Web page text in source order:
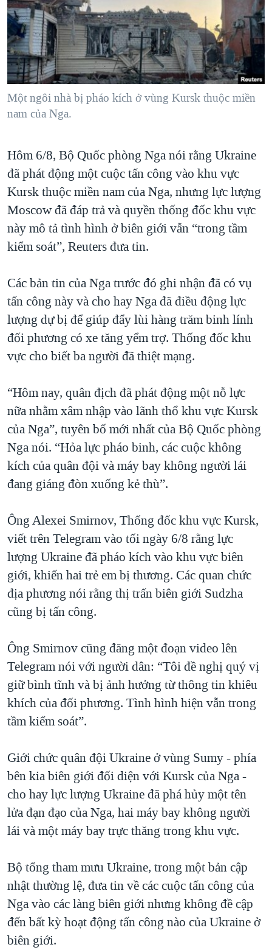
"Tìm"NGƯỜI VIỆT HẢI NGOẠI
ĐỜI SỐNG
KINH TẾ
KHOA HỌC
SỨC KHOẺ
VĂN HOÁ
TẠI
HÀNH TRÌNH BẦU CỬ 2024
MỘT NĂM CHIẾN TRANH TẠI DẢI GAZA
GIẢI MÃ VÀNH ĐAI & CON ĐƯỜNG
TRỊNH VĨNH BÌNH - NGƯỜI HẠ 'BÊN THẮNG CUỘC'
CHI PHÍ CHIẾN TRANH AFGHANISTAN
CÁC GIÁ TRỊ CỘNG HÒA Ở VIỆT NAM
THƯỢNG ĐỈNH TRUMP-KIM TẠI VIỆT NAM
TRỊNH VĨNH BÌNH VS. CHÍNH PHỦ VIỆT NAM
NGƯ DÂN VIỆT VÀ LÀN SÓNG TRỘM HẢI SÂM
QUAN HỆ VIỆT MỸ
VIDEO
NGHE
MẠNG XÃ HỘI
Ngôn ngữ khác
Một ngôi nhà bị pháo kích ở vùng Kursk thuộc miền
nam của Nga.
Hôm 6/8, Bộ Quốc phòng Nga nói rằng Ukraine
đã phát động một cuộc tấn công vào khu vực
Kursk thuộc miền nam của Nga, nhưng lực lượng
Moscow đã đáp trả và quyền thống đốc khu vực
này mô tả tình hình ở biên giới vẫn “trong tầm
kiểm soát”, Reuters đưa tin.
Các bản tin của Nga trước đó ghi nhận đã có vụ
tấn công này và cho hay Nga đã điều động lực
lượng dự bị để giúp đẩy lùi hàng trăm binh lính
đối phương có xe tăng yểm trợ. Thống đốc khu
vực cho biết ba người đã thiệt mạng.
“Hôm nay, quân địch đã phát động một nỗ lực
nữa nhằm xâm nhập vào lãnh thổ khu vực Kursk
của Nga”, tuyên bố mới nhất của Bộ Quốc phòng
Nga nói. “Hỏa lực pháo binh, các cuộc không
kích của quân đội và máy bay không người lái
đang giáng đòn xuống kẻ thù”.
Ông Alexei Smirnov, Thống đốc khu vực Kursk,
viết trên Telegram vào tối ngày 6/8 rằng lực
lượng Ukraine đã pháo kích vào khu vực biên
giới, khiến hai trẻ em bị thương. Các quan chức
địa phương nói rằng thị trấn biên giới Sudzha
cũng bị tấn công.
Ông Smirnov cũng đăng một đoạn video lên
Telegram nói với người dân: “Tôi đề nghị quý vị
giữ bình tĩnh và bị ảnh hưởng từ thông tin khiêu
khích của đối phương. Tình hình hiện vẫn trong
tầm kiểm soát”.
Giới chức quân đội Ukraine ở vùng Sumy - phía
bên kia biên giới đối diện với Kursk của Nga -
cho hay lực lượng Ukraine đã phá hủy một tên
lửa đạn đạo của Nga, hai máy bay không người
lái và một máy bay trực thăng trong khu vực.
Bộ tổng tham mưu Ukraine, trong một bản cập
nhật thường lệ, đưa tin về các cuộc tấn công của
Nga vào các làng biên giới nhưng không đề cập
đến bất kỳ hoạt động tấn công nào của Ukraine ở
biên giới.